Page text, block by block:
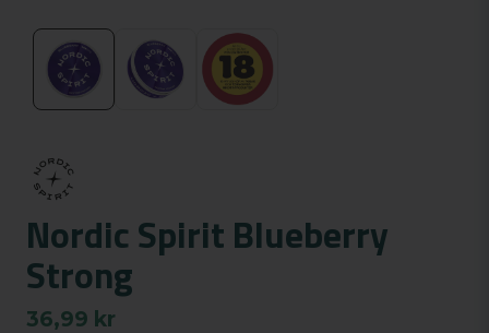
Nordic Spirit Blueberry
Strong
36,99 kr